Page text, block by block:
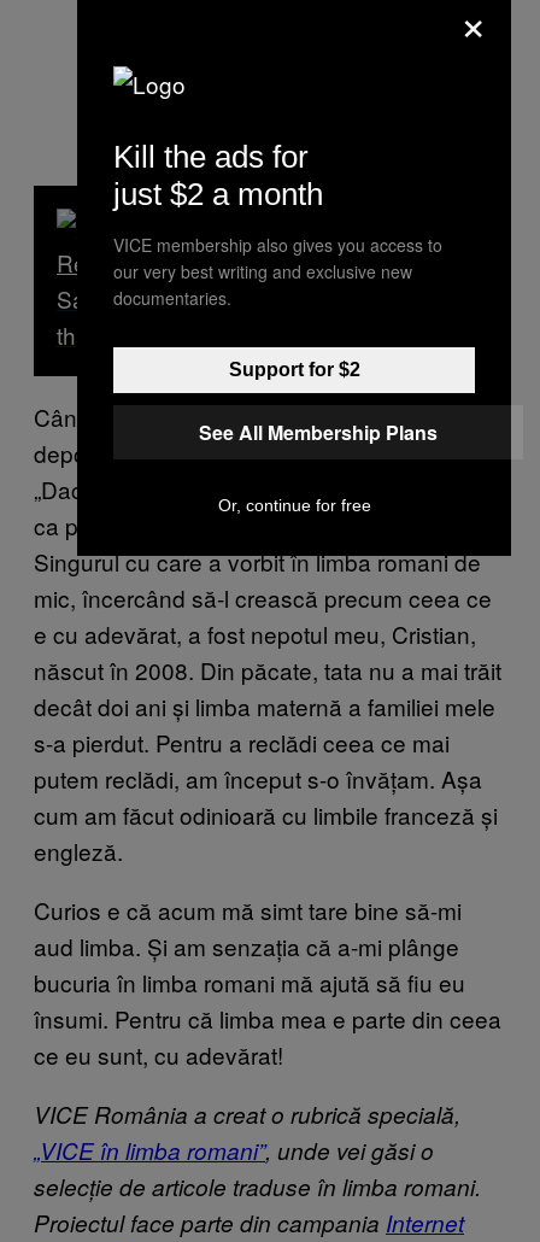
Read Next
Sar areslo o alav „tzigan” andi Rumunia
thaj soske sas paruvdo le alavesa „rom”
Când ne-am mărit, și când teama de
deportare s-a estompat, glumea cu noi:
„Dacă vine Antonescu din nou, voi o să muriți
ca proștii, că numai romi nu mai sunteți!”.
Singurul cu care a vorbit în limba romani de
mic, încercând să-l crească precum ceea ce
e cu adevărat, a fost nepotul meu, Cristian,
născut în 2008. Din păcate, tata nu a mai trăit
decât doi ani și limba maternă a familiei mele
s-a pierdut. Pentru a reclădi ceea ce mai
putem reclădi, am început s-o învățam. Așa
cum am făcut odinioară cu limbile franceză și
engleză.
Curios e că acum mă simt tare bine să-mi
aud limba. Și am senzația că a-mi plânge
bucuria în limba romani mă ajută să fiu eu
însumi. Pentru că limba mea e parte din ceea
ce eu sunt, cu adevărat!
VICE România a creat o rubrică specială,
„VICE în limba romani”, unde vei găsi o
selecție de articole traduse în limba romani.
Proiectul face parte din campania Internet
×
Kill the ads for
just $2 a month
VICE membership also gives you access to
our very best writing and exclusive new
documentaries.
Support for $2
See All Membership Plans
Or, continue for free